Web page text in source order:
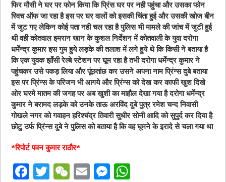
फिर मौसी ने घर पर फोन किया कि प्रिंस घर पर नही पहुंचा और उसका फोन
स्विच ऑफ जा रहा है इस पर घर वालों को इसकी चिंता हुई और उसकी खोज बीन
में जुट गए लेकिन कोई पता नही चल रहा है पुलिस भी मामले की जांच में जुटी हुई
थी वही कोतवाल इमरान खान के कुशल निर्देशन में कोतवाली के युवा दरोगा
धर्मेन्द्र कुमार इस गुम हुये लड़के की तलाश में लगे हुये थे कि किसी ने बताया है
कि एक युवक झाँसी रेल्बे स्टेशन पर घूम रहा है तभी दरोगा धर्मेन्द्र कुमार ने
पहुंचकर उसे पकड़ लिया और पूंछतांछ कर उसने अपना नाम प्रिंन्स दुबे बताया
इस पर प्रिंन्स के परिजन भी आगये और प्रिंन्स को देख कर काफी खुश दिखे
ओर घरमे मातम की जगह पर अब खुशी का माहौल देखा गया है दरोगा धर्मेन्द्र
कुमार ने बरामद लड़के को उनके ताऊ अरविंद दुबे पुत्र रमेश चन्द निवासी
गोखले नगर को गवाहन हरिश्चंद्र तिवारी सुधीर सोनी आदि को सुपुर्द कर दिया है
छोटु उर्फ प्रिंन्स दुबे ने पुलिस को बताया है कि वह घूमने के इरादे से चला गया था
*रिपोर्ट पवन कुमार राठौर*
F
T
W E
M